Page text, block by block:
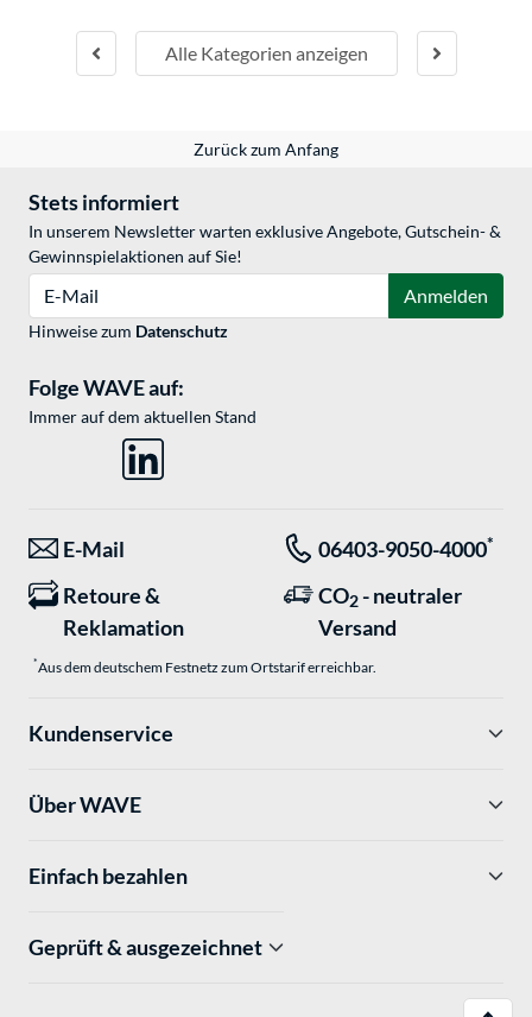
Alle Kategorien anzeigen
Zurück zum Anfang
Stets informiert
In unserem Newsletter warten exklusive Angebote, Gutschein- &
Gewinnspielaktionen auf Sie!
Anmelden
Hinweise zum Datenschutz
Folge WAVE auf:
Immer auf dem aktuellen Stand
E-Mail 06403-9050-4000*
Retoure &
Reklamation
CO2 - neutraler
Versand
*Aus dem deutschem Festnetz zum Ortstarif erreichbar.
Kundenservice
Über WAVE
Einfach bezahlen
Geprüft & ausgezeichnet